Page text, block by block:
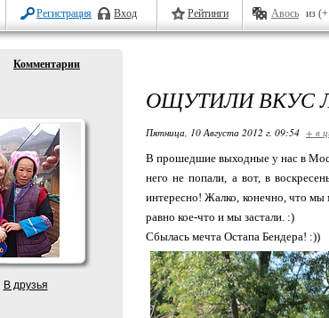
Регистрация Вход Рейтинги Авось из
Комментарии
В друзья
ОЩУТИЛИ ВКУС
Пятница, 10 Августа 2012 г. 09:54 + в
В прошедшие выходные у нас в
него не попали, а вот, в
интересно! Жалко, конечно, что мы
равно кое-что и мы застали. :)
Сбылась мечта Остапа Бендера! :))